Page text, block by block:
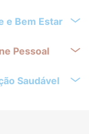
e Bem Estar
Pessoal
Saudável